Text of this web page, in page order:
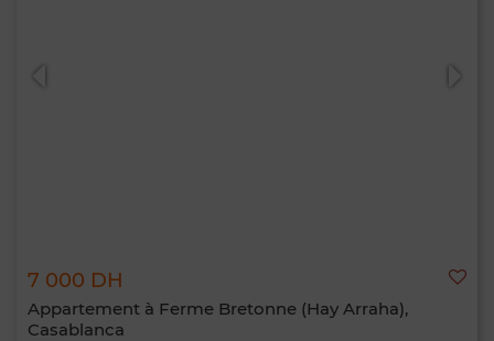
7 000 DH
Appartement à Ferme Bretonne (Hay Arraha),
Casablanca